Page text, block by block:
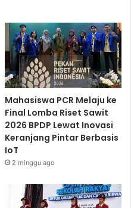
Mahasiswa PCR Melaju ke
Final Lomba Riset Sawit
2026 BPDP Lewat Inovasi
Keranjang Pintar Berbasis
IoT
2 minggu ago